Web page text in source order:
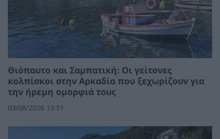
Θιόπαυτο και Σαμπατική: Οι γείτονες
κολπίσκοι στην Αρκαδία που ξεχωρίζουν για
την ήρεμη ομορφιά τους
03/08/2026 13:51